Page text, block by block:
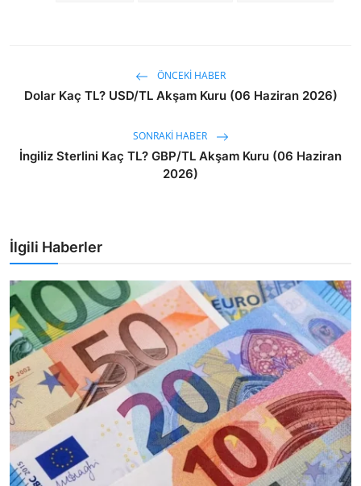
ÖNCEKI HABER
Dolar Kaç TL? USD/TL Akşam Kuru (06 Haziran 2026)
SONRAKI HABER
İngiliz Sterlini Kaç TL? GBP/TL Akşam Kuru (06 Haziran
2026)
İlgili Haberler